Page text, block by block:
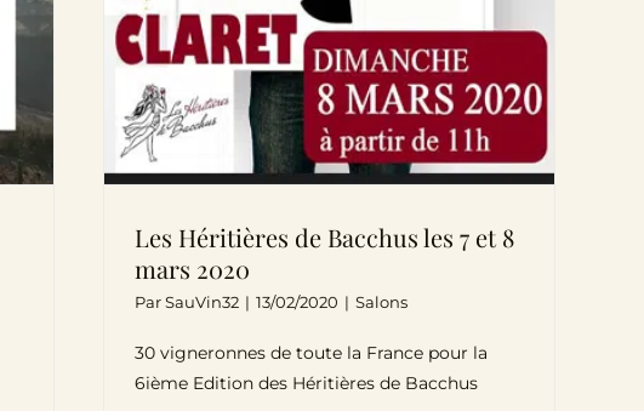
Les Héritières de Bacchus les 7 et 8
mars 2020
ParSauVin32 | 13/02/2020 | Salons
30 vigneronnes de toute la France pour la
6ième Edition des Héritières de Bacchus